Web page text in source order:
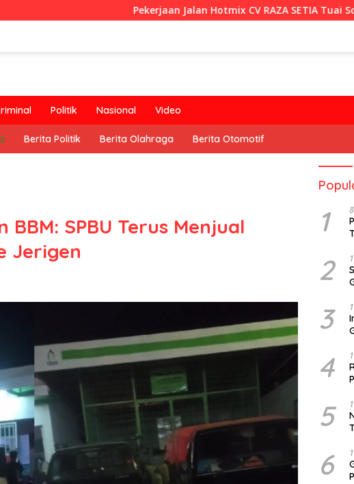
Pekerjaan Jalan Hotmix CV RAZA SETIA Tuai Sorotan
Politik Nasional Video
Berita Politik Berita Olahraga Berita Otomotif
SPBU Terus Menjual
Jerigen
1
2
3
4
5
6